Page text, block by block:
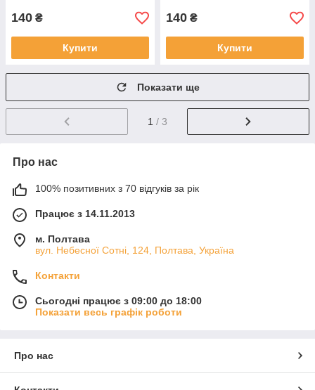
140 ₴
Купити
140 ₴
Купити
Показати ще
1 / 3
Про нас
100% позитивних з 70 відгуків за рік
Працює з 14.11.2013
м. Полтава
вул. Небесної Сотні, 124, Полтава, Україна
Контакти
Сьогодні працює з 09:00 до 18:00
Показати весь графік роботи
Про нас